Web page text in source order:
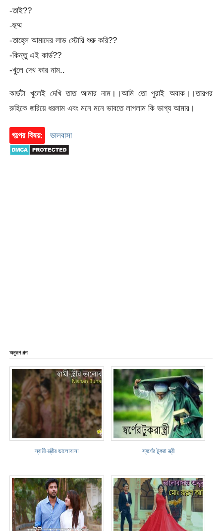
-তাই??
-হুম্ম
-তাহ্লে আমাদের লাভ স্টোরি শুরু করি??
-কিন্তু এই কার্ড??
-খুলে দেখ কার নাম..
কার্ডটা খুলেই দেখি তাত আমার নাম।।আমি তো পুরাই অবাক।।তারপর
রুহিকে জরিয়ে ধরলাম এবং মনে মনে ভাবতে লাগলাম কি ভাগ্য আমার।
গল্পের বিষয়: ভালবাসা
অনুরূপ গল্প
স্বামী-স্ত্রীর ভালোবাসা স্বর্ণের টুকরা স্ত্রী